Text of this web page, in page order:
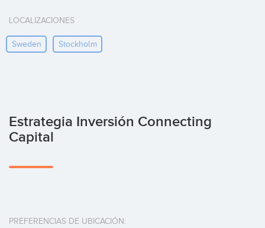
LOCALIZACIONES
Sweden Stockholm
Estrategia Inversión Connecting
Capital
PREFERENCIAS DE UBICACIÓN: